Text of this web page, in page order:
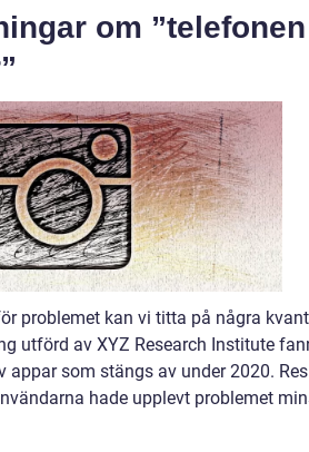
om ”telefonen
problemet kan vi titta på några
utförd av XYZ Research Institute
appar som stängs av under 2020.
hade upplevt problemet